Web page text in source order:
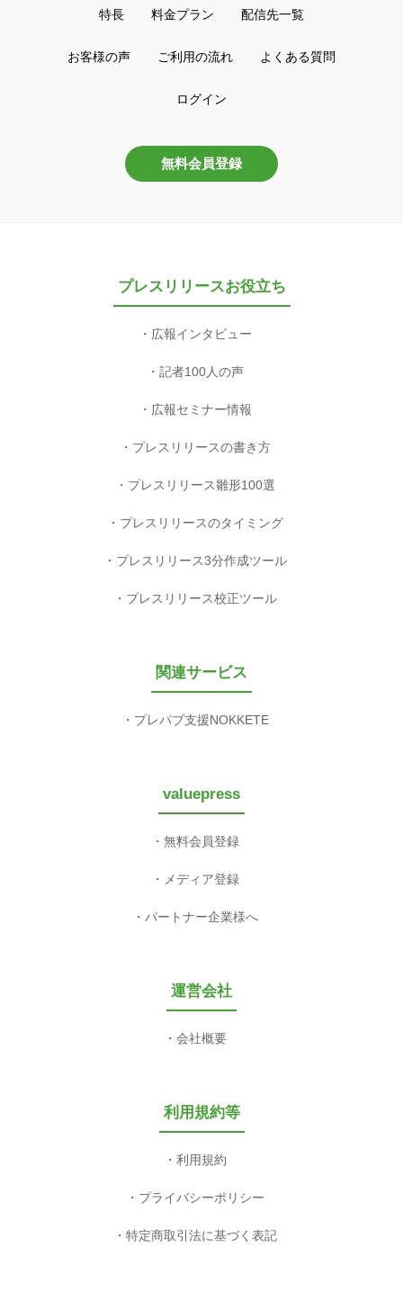
特長 料金プラン 配信先一覧
お客様の声 ご利用の流れ よくある質問
ログイン
無料会員登録
プレスリリースお役立ち
広報インタビュー
記者100人の声
広報セミナー情報
プレスリリースの書き方
プレスリリース雛形100選
プレスリリースのタイミング
プレスリリース3分作成ツール
プレスリリース校正ツール
関連サービス
プレパブ支援NOKKETE
valuepress
無料会員登録
メディア登録
パートナー企業様へ
運営会社
会社概要
利用規約等
利用規約
プライバシーポリシー
特定商取引法に基づく表記